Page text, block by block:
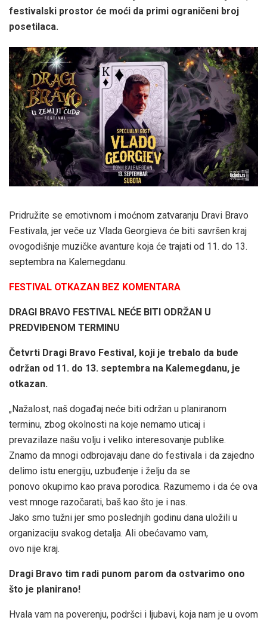
festivalski prostor će moći da primi ograničeni broj
posetilaca.
Pridružite se emotivnom i moćnom zatvaranju Dravi Bravo
Festivala, jer veče uz Vlada Georgieva će biti savršen kraj
ovogodišnje muzičke avanture koja će trajati od 11. do 13.
septembra na Kalemegdanu.
FESTIVAL OTKAZAN BEZ KOMENTARA
DRAGI BRAVO FESTIVAL NEĆE BITI ODRŽAN U
PREDVIĐENOM TERMINU
Četvrti Dragi Bravo Festival, koji je trebalo da bude
održan od 11. do 13. septembra na Kalemegdanu, je
otkazan.
„Nažalost, naš događaj neće biti održan u planiranom
terminu, zbog okolnosti na koje nemamo uticaj i
prevazilaze našu volju i veliko interesovanje publike.
Znamo da mnogi odbrojavaju dane do festivala i da zajedno
delimo istu energiju, uzbuđenje i želju da se
ponovo okupimo kao prava porodica. Razumemo i da će ova
vest mnoge razočarati, baš kao što je i nas.
Jako smo tužni jer smo poslednjih godinu dana uložili u
organizaciju svakog detalja. Ali obećavamo vam,
ovo nije kraj.
Dragi Bravo tim radi punom parom da ostvarimo ono
što je planirano!
Hvala vam na poverenju, podršci i ljubavi, koja nam je u ovom